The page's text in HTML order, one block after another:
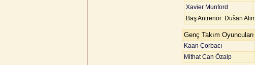
Xavier Munford
Baş Antrenör: Dušan
Genç Takım Oyuncuları
Kaan Çorbacı
Mithat Can Özalp